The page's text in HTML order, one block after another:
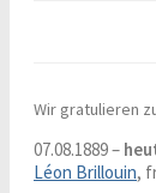
Wir gratulieren
07.08.1889 –
Léon Brillouin,